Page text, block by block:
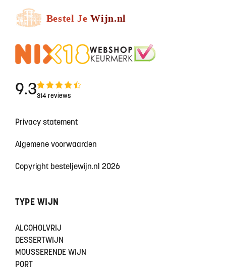
9.3314 reviews
Privacy statement
Algemene voorwaarden
Copyright besteljewijn.nl 2026
TYPE WIJN
ALCOHOLVRIJ
DESSERTWIJN
MOUSSERENDE WIJN
PORT